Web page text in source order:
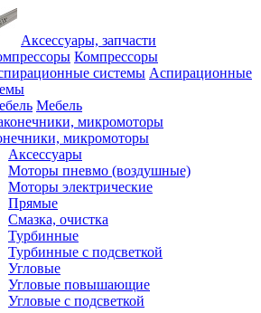
Аксессуары, запчасти
Компрессоры
Аспирационные
Мебель
микромоторы
Аксессуары
Моторы пневмо (воздушные)
Моторы электрические
Прямые
Смазка, очистка
Турбинные
Турбинные с подсветкой
Угловые
Угловые повышающие
Угловые с подсветкой